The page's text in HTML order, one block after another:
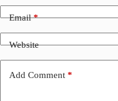
Email*
Website
Add Comment *